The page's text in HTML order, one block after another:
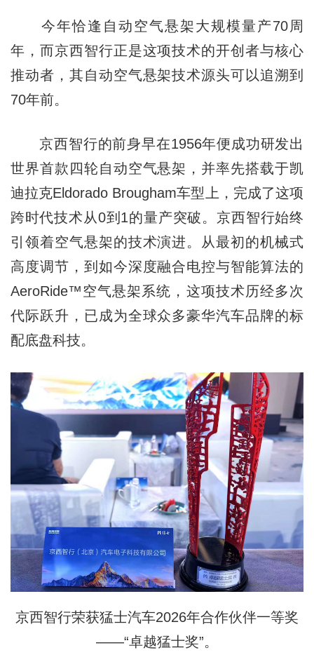
今年恰逢自动空气悬架大规模量产70周
年，而京西智行正是这项技术的开创者与核心
推动者，其自动空气悬架技术源头可以追溯到
70年前。
京西智行的前身早在1956年便成功研发出
世界首款四轮自动空气悬架，并率先搭载于凯
迪拉克Eldorado Brougham车型上，完成了这项
跨时代技术从0到1的量产突破。京西智行始终
引领着空气悬架的技术演进。从最初的机械式
高度调节，到如今深度融合电控与智能算法的
AeroRide™空气悬架系统，这项技术历经多次
代际跃升，已成为全球众多豪华汽车品牌的标
配底盘科技。
京西智行荣获猛士汽车2026年合作伙伴一等奖
——“卓越猛士奖”。